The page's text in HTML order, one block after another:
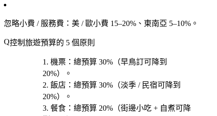
忽略小費 / 服務費 ：美 / 歐小費 15–20%、東南亞 5–10%。
控制旅遊預算的 5 個原則
機票 ：總預算 30%（早鳥訂可降到
20%）。
飯店 ：總預算 30%（淡季 / 民宿可降到
20%）。
餐食 ：總預算 20%（街邊小吃 + 自煮可降